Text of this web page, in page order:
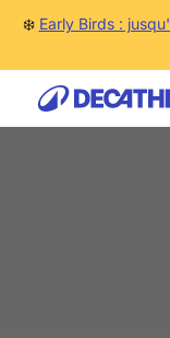
❄️ Early Birds :